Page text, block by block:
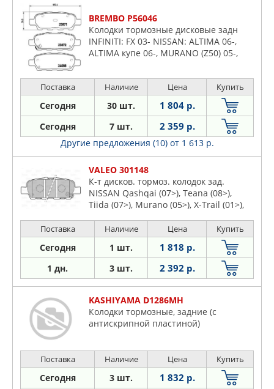
BREMBO P56046
Колодки тормозные дисковые задн
INFINITI: FX 03- NISSAN: ALTIMA 06-,
ALTIMA купе 06-, MURANO (Z50) 05-,
01-, X-TRAIL (T31) 07- RENA
Поставка Наличие Цена Купить
Сегодня 30 шт. 1 804 р.
Сегодня 7 шт. 2 359 р.
Другие предложения (10) от 1 613 р.
VALEO 301148
К-т дисков. тормоз. колодок зад.
NISSAN Qashqai (07>), Teana (08>),
Tiida (07>), Murano (05>), X-Trail (01>),
FX45 (03>)
Поставка Наличие Цена Купить
Сегодня 1 шт. 1 818 р.
1 дн. 3 шт. 2 392 р.
KASHIYAMA D1286MH
Колодки тормозные, задние (с
антискрипной пластиной)
Поставка Наличие Цена Купить
Сегодня 3 шт. 1 832 р.